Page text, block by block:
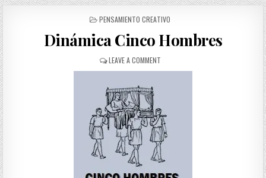
POSTED
PENSAMIENTO CREATIVO
Dinámica Cinco Hombres
LEAVE A COMMENTON
DINÁMICA